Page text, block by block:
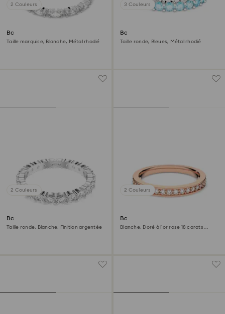
2 Couleurs
Bague Matrix Vittore
Taille marquise, Blanche, Métal rhodié
3 Couleurs
Bague Matrix
Taille ronde, Bleues, Métal rhodié
2 Couleurs
Bague Matrix Vittore
Taille ronde, Blanche, Finition argentée
2 Couleurs
Bague Matrix
Blanche, Doré à l’or rose 18 carats